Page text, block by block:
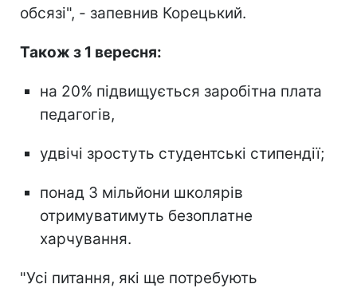
обсязі", - запевнив Корецький.
Також з 1 вересня:
на 20% підвищується заробітна плата
педагогів,
удвічі зростуть студентські стипендії;
понад 3 мільйони школярів
отримуватимуть безоплатне
харчування.
"Усі питання, які ще потребують